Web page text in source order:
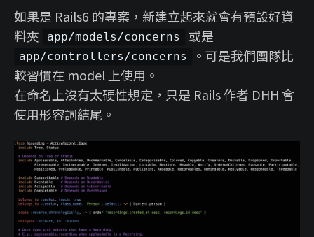
如果是 Rails6 的專案，新建立起來就會有預設好資
料夾
app/models/concerns 或是
app/controllers/concerns
。可是我們團隊比
較習慣在 model 上使用。
在命名上沒有太硬性規定，只是 Rails 作者 DHH 會
使用形容詞結尾。